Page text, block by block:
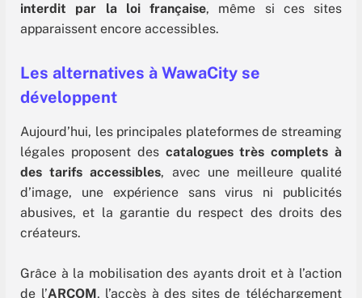
interdit par la loi française, même si ces sites
apparaissent encore accessibles.
Les alternatives à WawaCity se
développent
Aujourd’hui, les principales plateformes de streaming
légales proposent des catalogues très complets à
des tarifs accessibles, avec une meilleure qualité
d’image, une expérience sans virus ni publicités
abusives, et la garantie du respect des droits des
créateurs.
Grâce à la mobilisation des ayants droit et à l’action
de l’ARCOM, l’accès à des sites de téléchargement